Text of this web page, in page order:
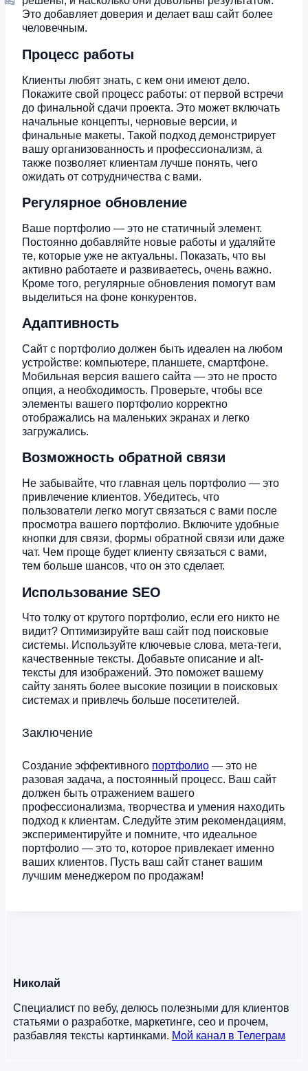
Это добавляет доверия и делает ваш сайт более
человечным.
Процесс работы
Клиенты любят знать, с кем они имеют дело.
Покажите свой процесс работы: от первой встречи
до финальной сдачи проекта. Это может включать
начальные концепты, черновые версии, и
финальные макеты. Такой подход демонстрирует
вашу организованность и профессионализм, а
также позволяет клиентам лучше понять, чего
ожидать от сотрудничества с вами.
Регулярное обновление
Ваше портфолио — это не статичный элемент.
Постоянно добавляйте новые работы и удаляйте
те, которые уже не актуальны. Показать, что вы
активно работаете и развиваетесь, очень важно.
Кроме того, регулярные обновления помогут вам
выделиться на фоне конкурентов.
Адаптивность
Сайт с портфолио должен быть идеален на любом
устройстве: компьютере, планшете, смартфоне.
Мобильная версия вашего сайта — это не просто
опция, а необходимость. Проверьте, чтобы все
элементы вашего портфолио корректно
отображались на маленьких экранах и легко
загружались.
Возможность обратной связи
Не забывайте, что главная цель портфолио — это
привлечение клиентов. Убедитесь, что
пользователи легко могут связаться с вами после
просмотра вашего портфолио. Включите удобные
кнопки для связи, формы обратной связи или даже
чат. Чем проще будет клиенту связаться с вами,
тем больше шансов, что он это сделает.
Использование SEO
Что толку от крутого портфолио, если его никто не
видит? Оптимизируйте ваш сайт под поисковые
системы. Используйте ключевые слова, мета-теги,
качественные тексты. Добавьте описание и alt-
тексты для изображений. Это поможет вашему
сайту занять более высокие позиции в поисковых
системах и привлечь больше посетителей.
Заключение
Создание эффективного портфолио — это не
разовая задача, а постоянный процесс. Ваш сайт
должен быть отражением вашего
профессионализма, творчества и умения находить
подход к клиентам. Следуйте этим рекомендациям,
экспериментируйте и помните, что идеальное
портфолио — это то, которое привлекает именно
ваших клиентов. Пусть ваш сайт станет вашим
лучшим менеджером по продажам!
Николай
Специалист по вебу, делюсь полезными для клиентов
статьями о разработке, маркетинге, сео и прочем,
разбавляя тексты картинками. Мой канал в Телеграм